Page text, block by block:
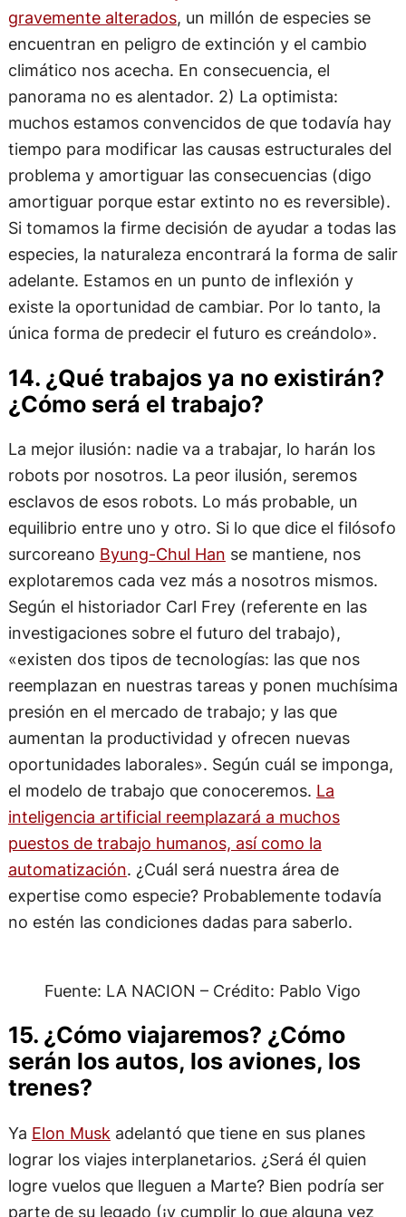
gravemente alterados, un millón de especies se
encuentran en peligro de extinción y el cambio
climático nos acecha. En consecuencia, el
panorama no es alentador. 2) La optimista:
muchos estamos convencidos de que todavía hay
tiempo para modificar las causas estructurales del
problema y amortiguar las consecuencias (digo
amortiguar porque estar extinto no es reversible).
Si tomamos la firme decisión de ayudar a todas las
especies, la naturaleza encontrará la forma de salir
adelante. Estamos en un punto de inflexión y
existe la oportunidad de cambiar. Por lo tanto, la
única forma de predecir el futuro es creándolo».
14. ¿Qué trabajos ya no existirán?
¿Cómo será el trabajo?
La mejor ilusión: nadie va a trabajar, lo harán los
robots por nosotros. La peor ilusión, seremos
esclavos de esos robots. Lo más probable, un
equilibrio entre uno y otro. Si lo que dice el filósofo
surcoreano Byung-Chul Han se mantiene, nos
explotaremos cada vez más a nosotros mismos.
Según el historiador Carl Frey (referente en las
investigaciones sobre el futuro del trabajo),
«existen dos tipos de tecnologías: las que nos
reemplazan en nuestras tareas y ponen muchísima
presión en el mercado de trabajo; y las que
aumentan la productividad y ofrecen nuevas
oportunidades laborales». Según cuál se imponga,
el modelo de trabajo que conoceremos. La
inteligencia artificial reemplazará a muchos
puestos de trabajo humanos, así como la
automatización. ¿Cuál será nuestra área de
expertise como especie? Probablemente todavía
no estén las condiciones dadas para saberlo.
Fuente: LA NACION – Crédito: Pablo Vigo
15. ¿Cómo viajaremos? ¿Cómo
serán los autos, los aviones, los
trenes?
Ya Elon Musk adelantó que tiene en sus planes
lograr los viajes interplanetarios. ¿Será él quien
logre vuelos que lleguen a Marte? Bien podría ser
parte de su legado (¡y cumplir lo que alguna vez